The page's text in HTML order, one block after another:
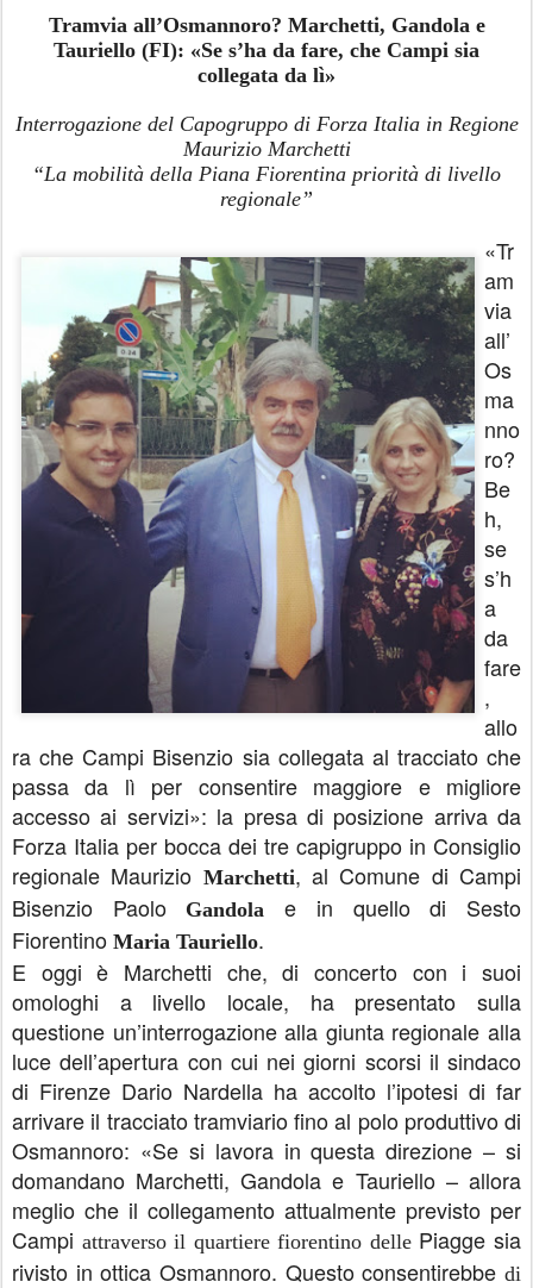
Tramvia all’Osmannoro? Marchetti, Gandola e
Tauriello (FI): «Se s’ha da fare, che Campi sia
collegata da lì»
Interrogazione del Capogruppo di Forza Italia in Regione
Maurizio Marchetti
“La mobilità della Piana Fiorentina priorità di livello
regionale”
«Tr
am
via
all’
Os
ma
nno
ro?
Be
h,
se
s’h
a
da
fare
,
allo
ra che Campi Bisenzio sia collegata al tracciato che
passa da lì per consentire maggiore e migliore
accesso ai servizi»: la presa di posizione arriva da
Forza Italia per bocca dei tre capigruppo in Consiglio
regionale Maurizio Marchetti, al Comune di Campi
Bisenzio Paolo
Gandola
e in quello di Sesto
Fiorentino Maria Tauriello.
E oggi è Marchetti che, di concerto con i suoi
omologhi a livello locale, ha presentato sulla
questione un’interrogazione alla giunta regionale alla
luce dell’apertura con cui nei giorni scorsi il sindaco
di Firenze Dario Nardella ha accolto l’ipotesi di far
arrivare il tracciato tramviario fino al polo produttivo di
Osmannoro: «Se si lavora in questa direzione – si
domandano Marchetti, Gandola e Tauriello – allora
meglio che il collegamento attualmente previsto per
Campi attraverso il quartiere fiorentino dellePiagge sia
rivisto in ottica Osmannoro. Questo consentirebbe di